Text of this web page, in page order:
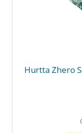
Hurtta Zhero